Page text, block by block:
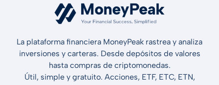
La plataforma financiera MoneyPeak rastrea y analiza
inversiones y carteras. Desde depósitos de valores
hasta compras de criptomonedas.
Útil, simple y gratuito. Acciones, ETF, ETC, ETN,